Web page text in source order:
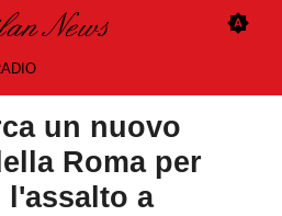
un nuovo
Roma per
l'assalto a